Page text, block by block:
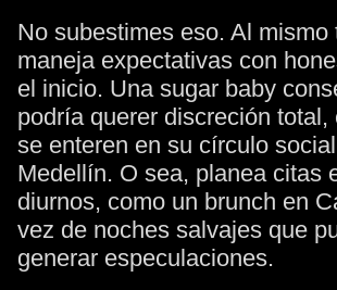
No subestimes eso. Al mismo
maneja expectativas con
el inicio. Una sugar baby
podría querer discreción total,
se enteren en su círculo
Medellín. O sea, planea citas
diurnos, como un brunch en
vez de noches salvajes que
generar especulaciones.